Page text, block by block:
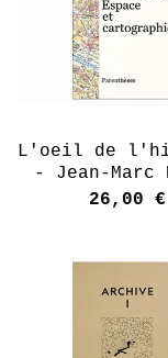
L'oeil de
- Jean-Marc
26,00 €